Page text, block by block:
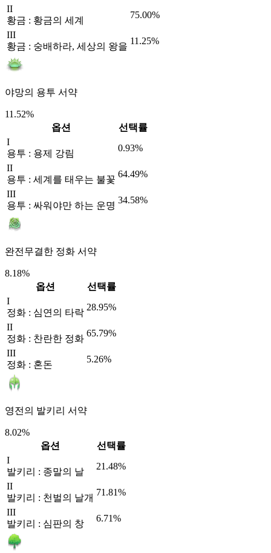
II
황금 : 황금의 세계
75.00%
III
황금 : 숭배하라, 세상의 왕을
11.25%
야망의 용투 서약
11.52%
옵션
선택률
I
용투 : 용제 강림
0.93%
II
용투 : 세계를 태우는 불꽃
64.49%
III
용투 : 싸워야만 하는 운명
34.58%
완전무결한 정화 서약
8.18%
옵션
선택률
I
정화 : 심연의 타락
28.95%
II
정화 : 찬란한 정화
65.79%
III
정화 : 혼돈
5.26%
영전의 발키리 서약
8.02%
옵션
선택률
I
발키리 : 종말의 날
21.48%
II
발키리 : 천벌의 날개
71.81%
III
발키리 : 심판의 창
6.71%